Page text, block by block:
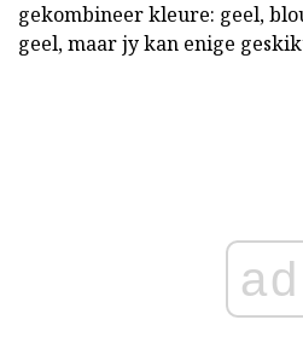
gekombineer kleure: geel,
geel, maar jy kan enige
ad